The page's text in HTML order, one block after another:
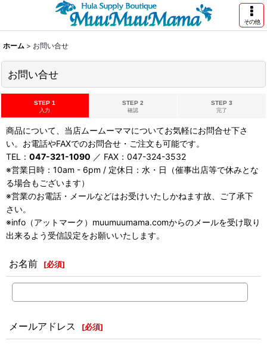
その他
ホーム > お問い合せ
お問い合せ
STEP 1
入力
STEP 2
確認
STEP 3
完了
商品について、当店ムームーママについてお気軽にお問合せ下さ
い。お電話やFAXでのお問合せ・ご注文も可能です。
TEL： 047-321-1090 ／ FAX：047-324-3532
※営業日時：10am - 6pm / 定休日：水・日（催事出店等で休みとな
る場合もございます）
※営業のお電話・メールなどはお受けいたしかねます故、ご了承下
さい。
※info（アットマーク）muumuumama.comからのメールを受け取り
出来るよう受信設定をお願いいたします。
お名前 [必須]
メールアドレス [必須]